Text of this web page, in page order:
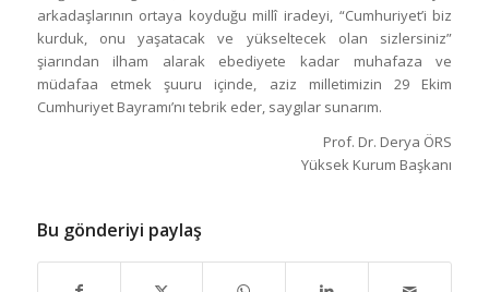
arkadaşlarının ortaya koyduğu millî iradeyi, “Cumhuriyet’i biz
kurduk, onu yaşatacak ve yükseltecek olan sizlersiniz”
şiarından ilham alarak ebediyete kadar muhafaza ve
müdafaa etmek şuuru içinde, aziz milletimizin 29 Ekim
Cumhuriyet Bayramı’nı tebrik eder, saygılar sunarım.
Prof. Dr. Derya ÖRS
Yüksek Kurum Başkanı
Bu gönderiyi paylaş